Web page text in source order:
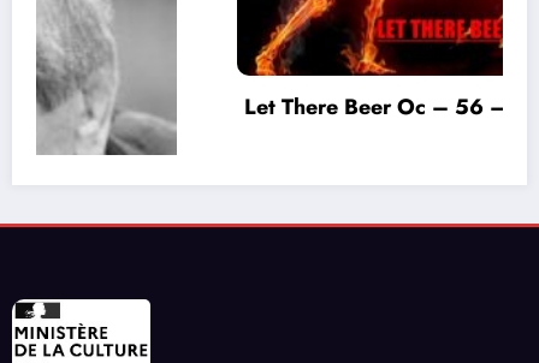
Let There Beer Oc – 56 – Juillet 2026